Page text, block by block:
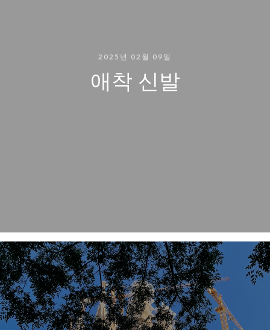
2025년 02월 09일
애착 신발